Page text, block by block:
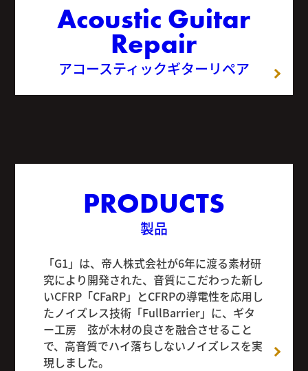
Acoustic Guitar
Repair
アコースティックギターリペア
PRODUCTS
製品
「G1」は、帝人株式会社が6年に渡る素材研
究により開発された、音質にこだわった新し
いCFRP「CFaRP」とCFRPの導電性を応用し
たノイズレス技術「FullBarrier」に、ギタ
ー工房 弦が木材の良さを融合させること
で、高音質でハイ落ちしないノイズレスを実
現しました。